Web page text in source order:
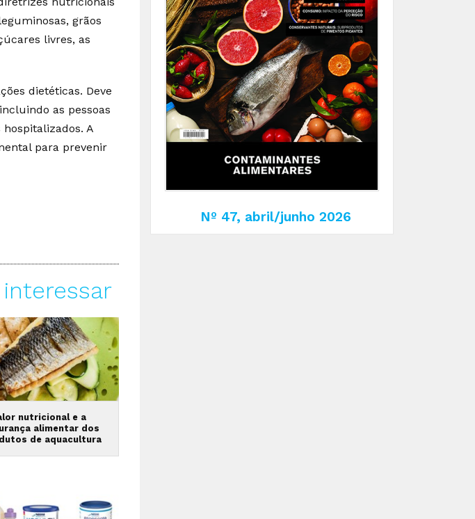
grãos
livres, as
dietéticas. Deve
as pessoas
A
para prevenir
nutricional e a
alimentar dos
de aquacultura
Nº 47, abril/junho 2026